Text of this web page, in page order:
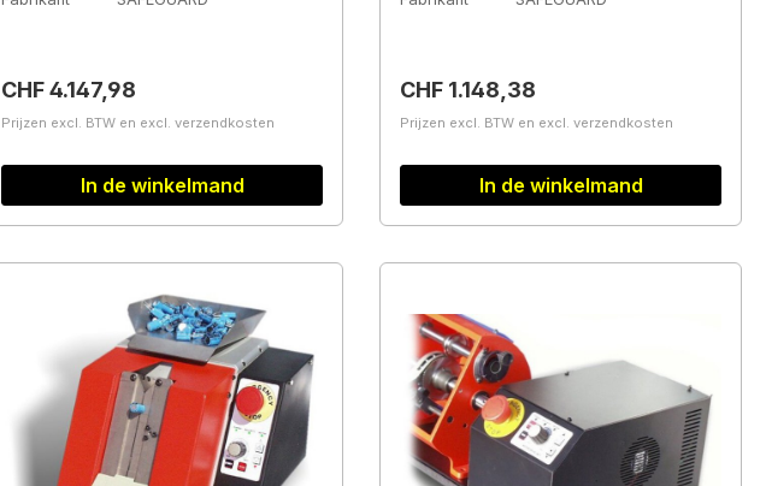
Normale prijs:
CHF 4.147,98
Prijzen excl. BTW en excl. verzendkosten
In de winkelmand
Normale prijs:
CHF 1.148,38
Prijzen excl. BTW en excl. verzendkosten
In de winkelmand